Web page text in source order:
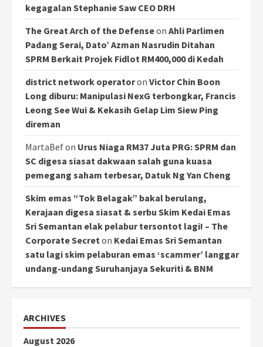
kegagalan Stephanie Saw CEO DRH
The Great Arch of the Defenseon Ahli Parlimen
Padang Serai, Dato’ Azman Nasrudin Ditahan
SPRM Berkait Projek Fidlot RM400,000 di Kedah
district network operatoron Victor Chin Boon
Long diburu: Manipulasi NexG terbongkar, Francis
Leong See Wui & Kekasih Gelap Lim Siew Ping
direman
MartaBefon Urus Niaga RM37 Juta PRG: SPRM dan
SC digesa siasat dakwaan salah guna kuasa
pemegang saham terbesar, Datuk Ng Yan Cheng
Skim emas “Tok Belagak” bakal berulang,
Kerajaan digesa siasat & serbu Skim Kedai Emas
Sri Semantan elak pelabur tersontot lagi! – The
Corporate Secret on Kedai Emas Sri Semantan
satu lagi skim pelaburan emas ‘scammer’ langgar
undang-undang Suruhanjaya Sekuriti & BNM
ARCHIVES
August 2026